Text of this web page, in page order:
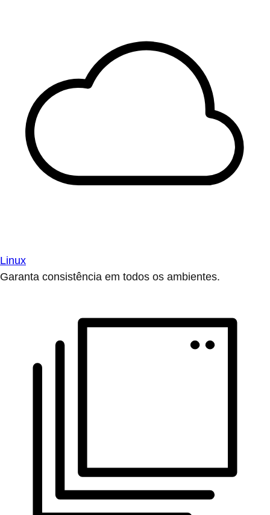
Linux
Garanta consistência em todos os ambientes.